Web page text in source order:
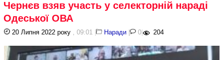
Чернєв взяв участь у селекторній нараді
Одеської ОВА
20 Липня 2022 року , 09:01 | Наради | 0 | 204